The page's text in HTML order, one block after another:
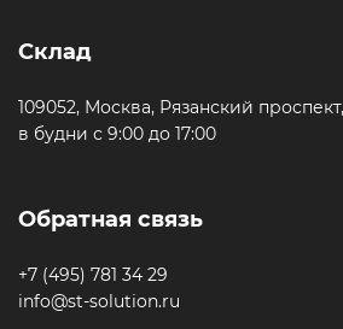
Склад
109052, Москва, Рязанский
в будни с 9:00 до 17:00
Обратная связь
+7 (495) 781 34 29
info@st-solution.ru